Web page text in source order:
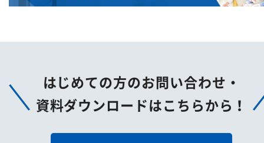
はじめての方のお問い合わせ・
資料ダウンロードはこちらから！